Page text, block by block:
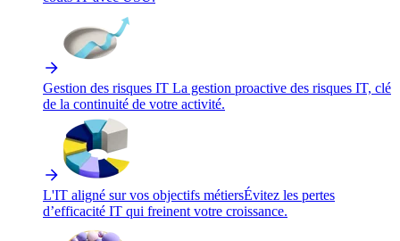
Gestion des risques IT La gestion proactive des risques IT, clé
de la continuité de votre activité.
L'IT aligné sur vos objectifs métiersÉvitez les pertes
d’efficacité IT qui freinent votre croissance.